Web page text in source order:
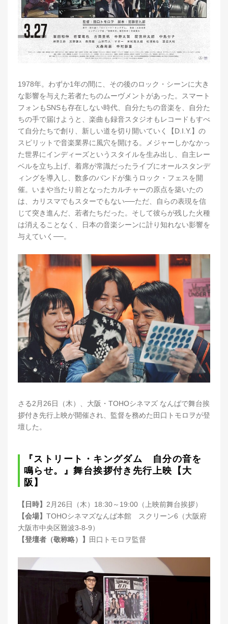
1978年。わずか1年の間に、その後のロック・シーンに大き
な影響を与えた若者たちのムーヴメントがあった。スマート
フォンもSNSも存在しない時代、自分たちの音楽を、自分た
ちの手で届けようと、楽曲も録音スタジオもレコードもすべ
て自分たちで創り、新しい道を切り開いていく【D.I.Y.】の
スピリットで音楽業界に風穴を開ける。メジャーしかなかっ
た世界にインディーズというスタイルを生み出し、自主レー
ベルを立ち上げ、着席が常識だったライブにオールスタンデ
ィングを導入し、数多のバンドが集うロック・フェスを開
催。いまや当たり前となったカルチャーの原点を築いたの
は、カリスマでもスターでもない──ただ、自らの表現を信
じて突き進んだ、若者たちだった。そして彼らが残した火種
は消えることなく、日本の音楽シーンに計り知れない影響を
与えていく──。
さる2月26日（木）、大阪・TOHOシネマズ なんばで舞台挨
拶付き先行上映が開催され、監督を務めた田口トモロヲが登
壇した。
『ストリート・キングダム 自分の音を
鳴らせ。』舞台挨拶付き先行上映【大
阪】
【日時】 2月26日（木）18:30～19:00（上映前舞台挨拶）
【会場】 TOHOシネマズなんば本館 スクリーン6（大阪府
大阪市中央区難波3-8-9）
【登壇者（敬称略）】
田口トモロヲ監督